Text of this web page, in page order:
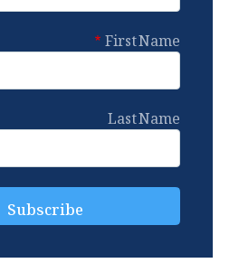
First Name
Last Name